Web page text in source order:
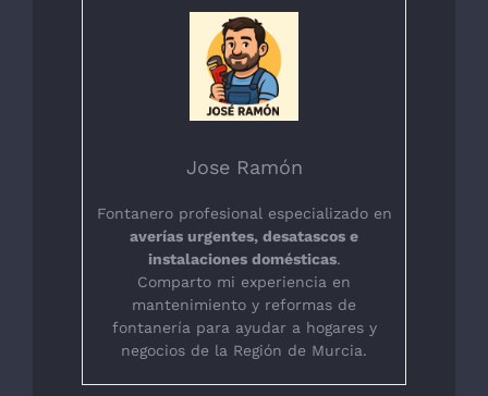
Jose Ramón
Fontanero profesional especializado en
averías urgentes, desatascos e
instalaciones domésticas.
Comparto mi experiencia en
mantenimiento y reformas de
fontanería para ayudar a hogares y
negocios de la Región de Murcia.